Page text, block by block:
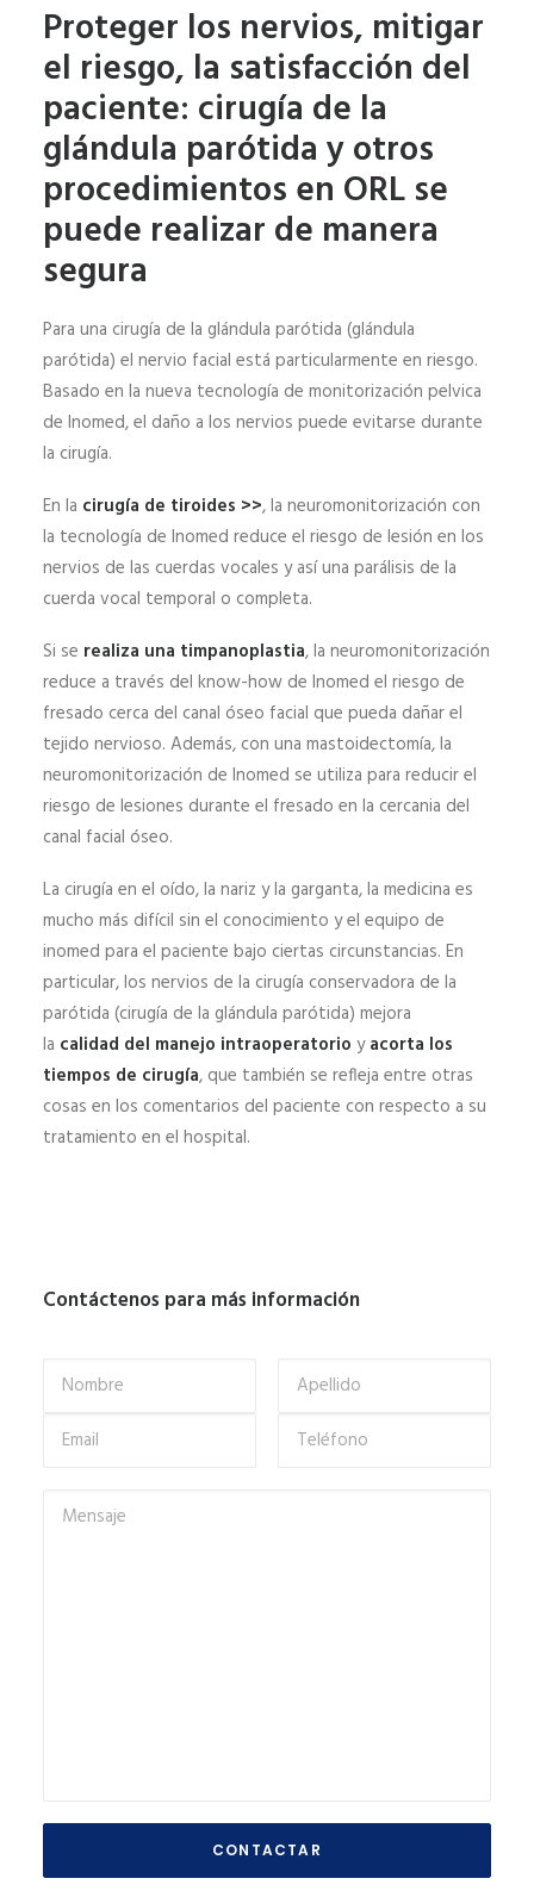
Proteger los nervios, mitigar
el riesgo, la satisfacción del
paciente: cirugía de la
glándula parótida y otros
procedimientos en ORL se
puede realizar de manera
segura
Para una cirugía de la glándula parótida (glándula
parótida) el nervio facial está particularmente en riesgo.
Basado en la nueva tecnología de monitorización pelvica
de Inomed, el daño a los nervios puede evitarse durante
la cirugía.
En la cirugía de tiroides >>, la neuromonitorización con
la tecnología de Inomed reduce el riesgo de lesión en los
nervios de las cuerdas vocales y así una parálisis de la
cuerda vocal temporal o completa.
Si se realiza una timpanoplastia, la neuromonitorización
reduce a través del know-how de Inomed el riesgo de
fresado cerca del canal óseo facial que pueda dañar el
tejido nervioso. Además, con una mastoidectomía, la
neuromonitorización de Inomed se utiliza para reducir el
riesgo de lesiones durante el fresado en la cercania del
canal facial óseo.
La cirugía en el oído, la nariz y la garganta, la medicina es
mucho más difícil sin el conocimiento y el equipo de
inomed para el paciente bajo ciertas circunstancias. En
particular, los nervios de la cirugía conservadora de la
parótida (cirugía de la glándula parótida) mejora
la calidad del manejo intraoperatorio yacorta los
tiempos de cirugía, que también se refleja entre otras
cosas en los comentarios del paciente con respecto a su
tratamiento en el hospital.
Contáctenos para más información